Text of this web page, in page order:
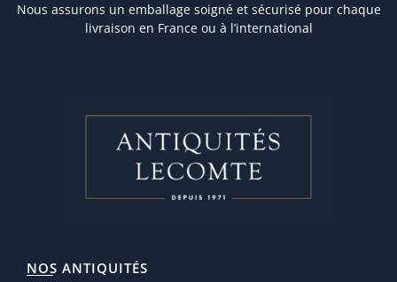
Nous assurons un emballage soigné et sécurisé pour chaque
livraison en France ou à l’international
NOS ANTIQUITÉS